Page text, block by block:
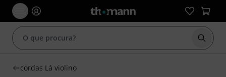
Iniciar
cordas Lá violino